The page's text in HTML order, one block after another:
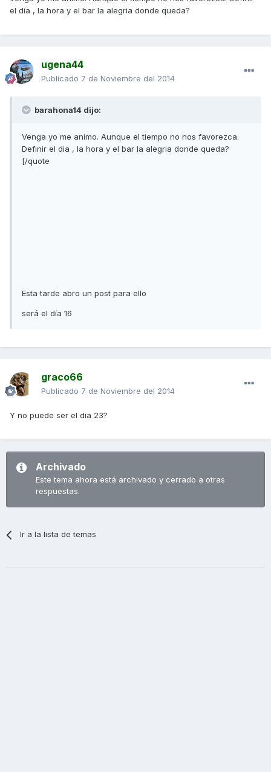
el dia , la hora y el bar la alegria donde queda?
ugena44
Publicado 7 de Noviembre del 2014
barahona14 dijo:
Venga yo me animo. Aunque el tiempo no nos favorezca.
Definir el dia , la hora y el bar la alegria donde queda?
[/quote
Esta tarde abro un post para ello
será el día 16
graco66
Publicado 7 de Noviembre del 2014
Y no puede ser el dia 23?
Archivado
Este tema ahora está archivado y cerrado a otras
respuestas.
Ir a la lista de temas